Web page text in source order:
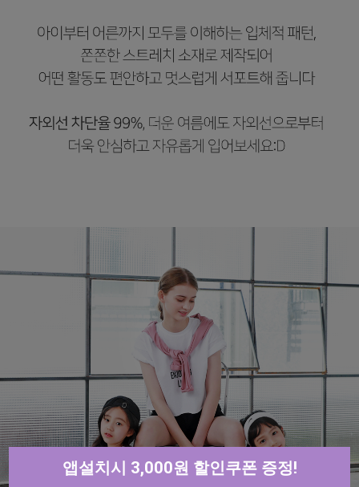
앱설치시 3,000원 할인쿠폰 증정!